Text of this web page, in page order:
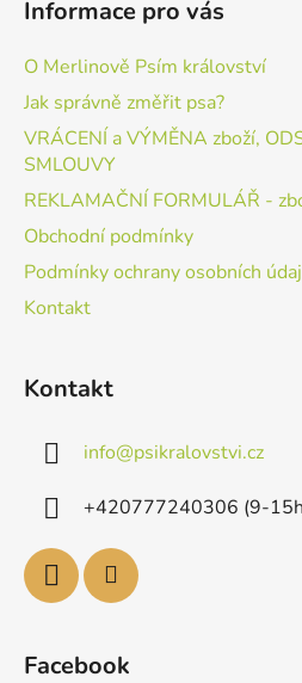
Informace pro vás
O Merlinově Psím království
Jak správně změřit psa?
VRÁCENÍ a VÝMĚNA zboží,
SMLOUVY
REKLAMAČNÍ FORMULÁŘ -
Obchodní podmínky
Podmínky ochrany osobních
Kontakt
Kontakt
info@psikralovstvi.cz
+420777240306 (9-
Facebook